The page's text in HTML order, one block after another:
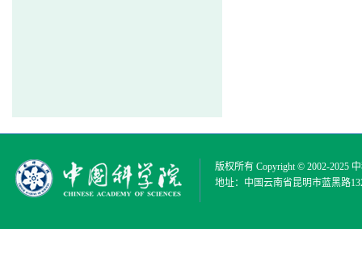
版权所有 Copyright © 2002-2025
地址：中国云南省昆明市蓝黑路